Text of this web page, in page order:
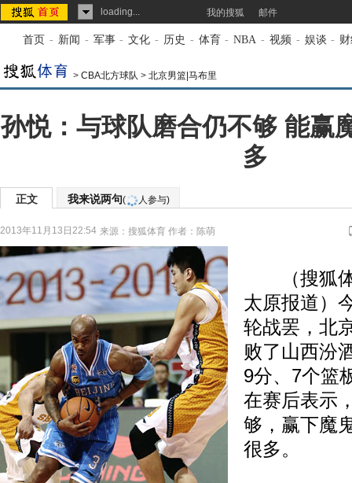
loading... 我的搜狐 邮件
首页 - 新闻 - 军事 - 文化 - 历史 - 体育 - NBA - 视频 - 娱谈 -
> CBA北方球队 > 北京男篮|马布里
孙悦：与球队磨合仍不够 能赢
多
正文 我来说两句( 人参与)
2013年11月13日22:54 来源： 搜狐体育 作者：陈萌
（搜狐体
太原报道）
轮战罢，北
败了山西汾
9分、7个篮
在赛后表示
够，赢下魔
很多。